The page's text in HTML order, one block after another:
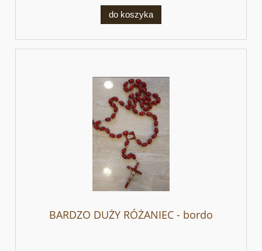
do koszyka
BARDZO DUŻY RÓŻANIEC - bordo